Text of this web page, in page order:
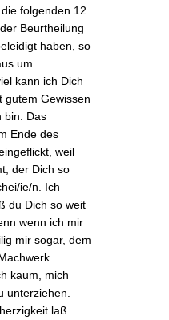
folgenden 12
Beurtheilung
haben, so
um
kann ich Dich
gutem Gewissen
bin. Das
Ende des
weil
der Dich so
ei/ie/n. Ich
du Dich so weit
wenn ich mir
mir sogar, dem
kaum, mich
unterziehen. –
laß